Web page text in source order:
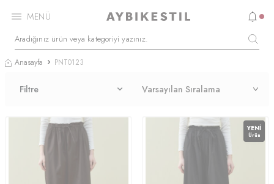
MENÜ
Anasayfa PNT0123
Filtre
YENI
Ürün